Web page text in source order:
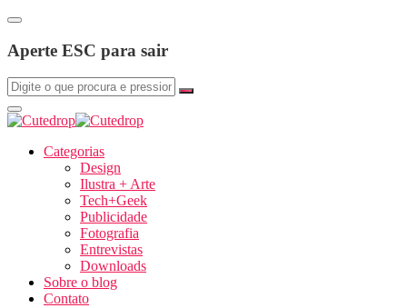
Aperte ESC para sair
Categorias
Design
Ilustra + Arte
Tech+Geek
Publicidade
Fotografia
Entrevistas
Downloads
Sobre o blog
Contato